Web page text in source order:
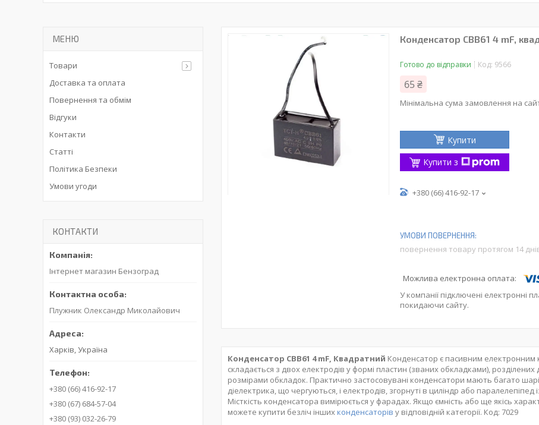
Конденсатор CBB61 4 mF,
Готово до відправки Код: 9566
65 ₴
Мінімальна сума замовлення на
Купити
Купити з
+380 (66) 416-92-17
повернення товару протягом 14
У компанії підключені електронні
покидаючи сайту.
Конденсатор CBB61 4 mF, Квадратний Конденсатор є пасивним електронним
складається з двох електродів у формі пластин (званих обкладками),
розмірами обкладок. Практично застосовувані конденсатори мають багато
діелектрика, що чергуються, і електродів, згорнуті в циліндр або
Місткість конденсатора вимірюється у фарадах. Якщо ємність або ще якісь
можете купити безліч іншихконденсаторів у відповідній категорії. Код: 7029
Товари
Доставка та оплата
Повернення та обмім
Відгуки
Контакти
Статті
Політика Безпеки
Умови угоди
КОНТАКТИ
Інтернет магазин Бензоград
Плужник Олександр Миколайович
Харків, Україна
+380 (66) 416-92-17
+380 (67) 684-57-04
+380 (93) 032-26-79